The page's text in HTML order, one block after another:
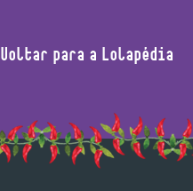
Voltar para a Lolapédia